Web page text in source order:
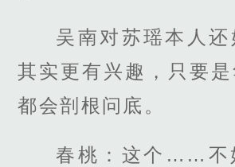
吴南对苏瑶本人还
其实更有兴趣，只要
都会剖根问底。
春桃：这个……不